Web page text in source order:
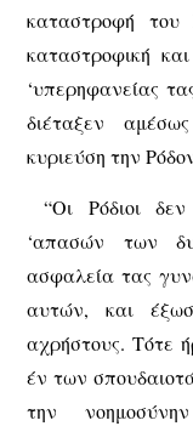
καταστροφή του
καταστροφική
‘υπερηφανείας
διέταξεν
κυριεύση την
“Οι Ρόδιοι
‘απασών των
ασφαλεία τας
αυτών, και
αχρήστους. Τότε
έν των
την